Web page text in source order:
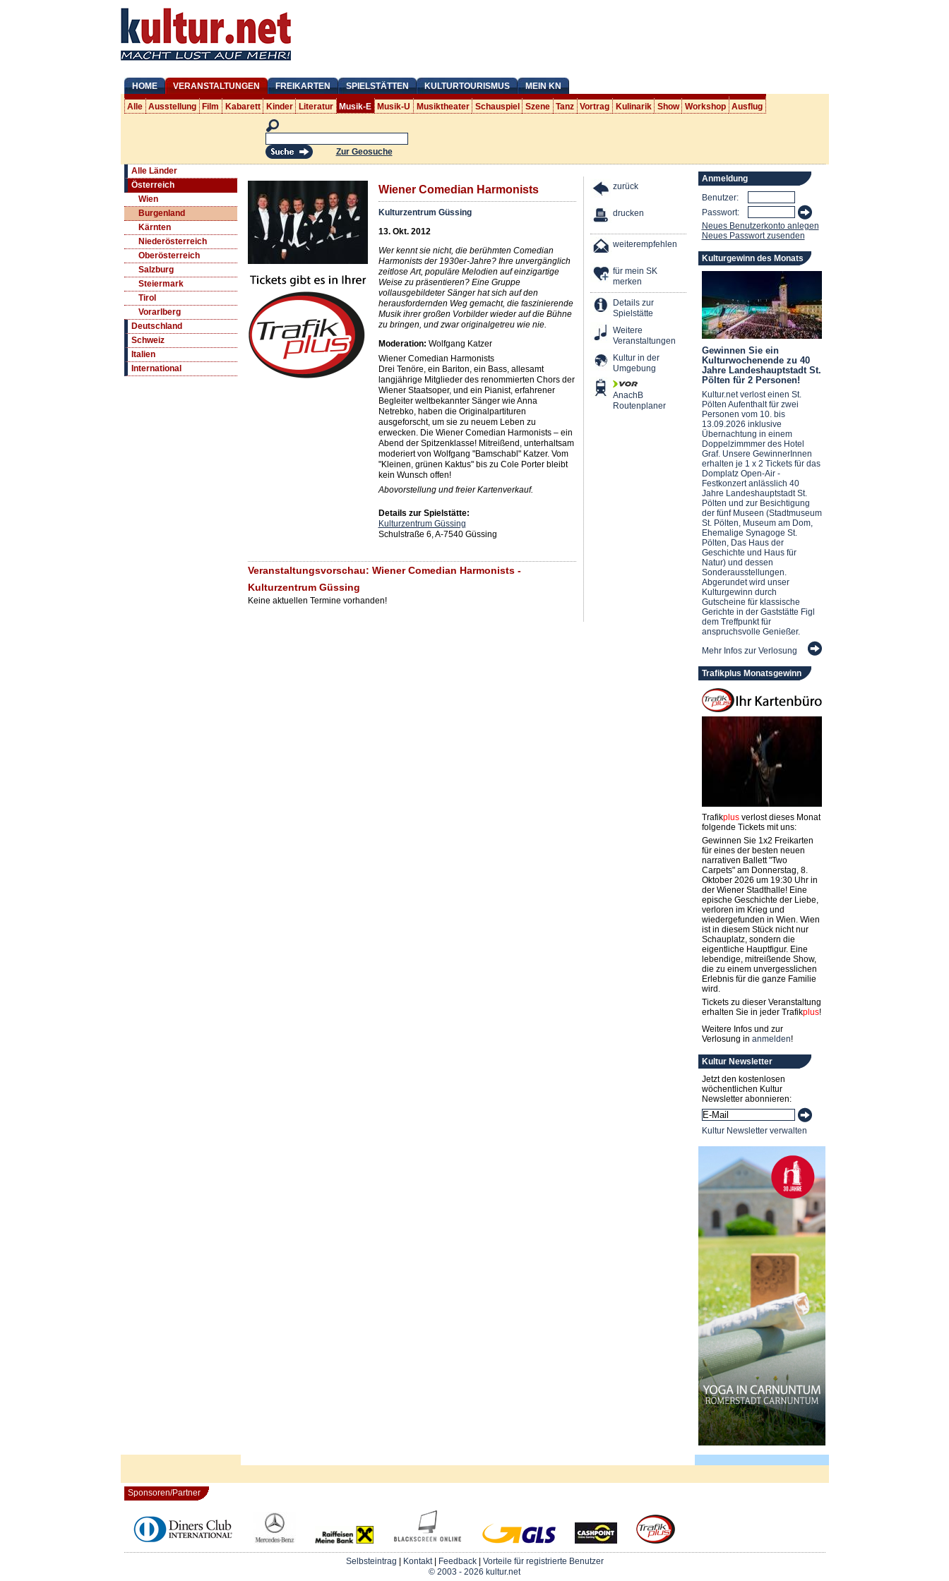
HOME VERANSTALTUNGEN FREIKARTEN SPIELSTÄTTEN KULTURTOURISMUS MEIN KN
Alle Ausstellung Film Kabarett Kinder Literatur Musik-E Musik-U Musiktheater Schauspiel Szene Tanz Vortrag Kulinarik Show Workshop Ausflug
Zur Geosuche
Alle Länder
Österreich
Wien
Burgenland
Kärnten
Niederösterreich
Oberösterreich
Salzburg
Steiermark
Tirol
Vorarlberg
Deutschland
Schweiz
Italien
International
Wiener Comedian Harmonists
Kulturzentrum Güssing
13. Okt. 2012
Wer kennt sie nicht, die berühmten Comedian
Harmonists der 1930er-Jahre? Ihre unvergänglich
zeitlose Art, populäre Melodien auf einzigartige
Weise zu präsentieren? Eine Gruppe
vollausgebildeter Sänger hat sich auf den
herausfordernden Weg gemacht, die faszinierende
Musik ihrer großen Vorbilder wieder auf die Bühne
zu bringen, und zwar originalgetreu wie nie.
Moderation: Wolfgang Katzer
Wiener Comedian Harmonists
Drei Tenöre, ein Bariton, ein Bass, allesamt
langjährige Mitglieder des renommierten Chors der
Wiener Staatsoper, und ein Pianist, erfahrener
Begleiter weltbekannter Sänger wie Anna
Netrebko, haben die Originalpartituren
ausgeforscht, um sie zu neuem Leben zu
erwecken. Die Wiener Comedian Harmonists – ein
Abend der Spitzenklasse! Mitreißend, unterhaltsam
moderiert von Wolfgang "Bamschabl" Katzer. Vom
"Kleinen, grünen Kaktus" bis zu Cole Porter bleibt
kein Wunsch offen!
Abovorstellung und freier Kartenverkauf.
Details zur Spielstätte:
Kulturzentrum Güssing
Schulstraße 6, A-7540 Güssing
Veranstaltungsvorschau: Wiener Comedian Harmonists -
Kulturzentrum Güssing
Keine aktuellen Termine vorhanden!
zurück
drucken
weiterempfehlen
für mein SK
merken
Details zur
Spielstätte
Weitere
Veranstaltungen
Kultur in der
Umgebung
AnachB
Routenplaner
Anmeldung
Benutzer:
Passwort:
Neues Benutzerkonto anlegen
Neues Passwort zusenden
Kulturgewinn des Monats
Gewinnen Sie ein
Kulturwochenende zu 40
Jahre Landeshauptstadt St.
Pölten für 2 Personen!
Kultur.net verlost einen St.
Pölten Aufenthalt für zwei
Personen vom 10. bis
13.09.2026 inklusive
Übernachtung in einem
Doppelzimmmer des Hotel
Graf. Unsere GewinnerInnen
erhalten je 1 x 2 Tickets für das
Domplatz Open-Air -
Festkonzert anlässlich 40
Jahre Landeshauptstadt St.
Pölten und zur Besichtigung
der fünf Museen (Stadtmuseum
St. Pölten, Museum am Dom,
Ehemalige Synagoge St.
Pölten, Das Haus der
Geschichte und Haus für
Natur) und dessen
Sonderausstellungen.
Abgerundet wird unser
Kulturgewinn durch
Gutscheine für klassische
Gerichte in der Gaststätte Figl
dem Treffpunkt für
anspruchsvolle Genießer.
Mehr Infos zur Verlosung
Trafikplus Monatsgewinn
Trafikplusverlost dieses Monat
folgende Tickets mit uns:
Gewinnen Sie 1x2 Freikarten
für eines der besten neuen
narrativen Ballett "Two
Carpets" am Donnerstag, 8.
Oktober 2026 um 19:30 Uhr in
der Wiener Stadthalle! Eine
epische Geschichte der Liebe,
verloren im Krieg und
wiedergefunden in Wien. Wien
ist in diesem Stück nicht nur
Schauplatz, sondern die
eigentliche Hauptfigur. Eine
lebendige, mitreißende Show,
die zu einem unvergesslichen
Erlebnis für die ganze Familie
wird.
Tickets zu dieser Veranstaltung
erhalten Sie in jeder Trafikplus!
Weitere Infos und zur
Verlosung in anmelden!
Kultur Newsletter
Jetzt den kostenlosen
wöchentlichen Kultur
Newsletter abonnieren:
Kultur Newsletter verwalten
Sponsoren/Partner
Selbsteintrag Kontakt| Feedback| Vorteile für registrierte Benutzer
© 2003 - 2026 kultur.net